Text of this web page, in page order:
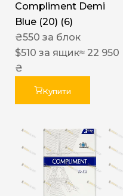
Compliment Demi
Blue (20) (6)
₴550 за блок
$510 за ящик≈ 22 950
₴
Купити